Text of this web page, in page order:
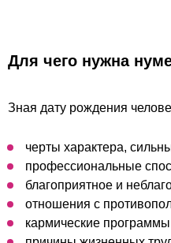
Для чего нужна
Зная дату рождения
черты характера,
профессиональные
благоприятное и
отношения с
кармические